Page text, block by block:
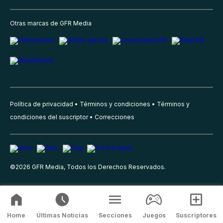
Otras marcas de GFR Media
Política de privacidad Términos y condiciones
Términos y
condiciones del suscriptor
Correcciones
©2026 GFR Media, Todos los Derechos Reservados.
Home Últimas Noticias Secciones Juegos Suscriptores